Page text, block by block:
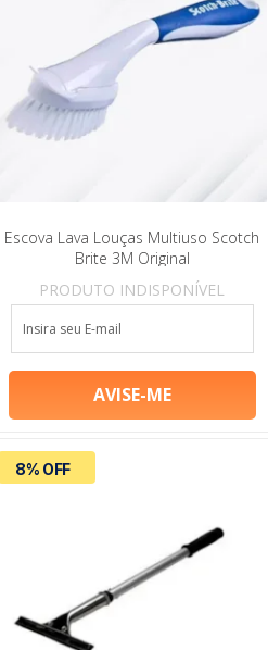
Escova Lava Louças Multiuso Scotch
Brite 3M Original
PRODUTO INDISPONÍVEL
8% OFF